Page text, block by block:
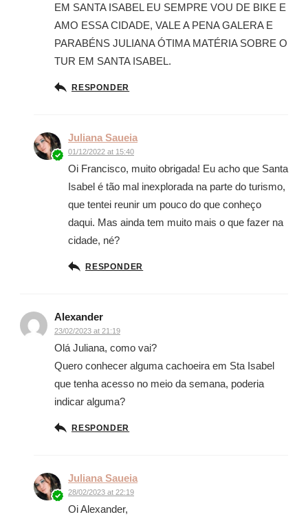
EM SANTA ISABEL EU SEMPRE VOU DE BIKE E
AMO ESSA CIDADE, VALE A PENA GALERA E
PARABÉNS JULIANA ÓTIMA MATÉRIA SOBRE O
TUR EM SANTA ISABEL.
RESPONDER
Juliana Saueia
01/12/2022 at 15:40
Oi Francisco, muito obrigada! Eu acho que Santa
Isabel é tão mal inexplorada na parte do turismo,
que tentei reunir um pouco do que conheço
daqui. Mas ainda tem muito mais o que fazer na
cidade, né?
RESPONDER
Alexander
23/02/2023 at 21:19
Olá Juliana, como vai?
Quero conhecer alguma cachoeira em Sta Isabel
que tenha acesso no meio da semana, poderia
indicar alguma?
RESPONDER
Juliana Saueia
28/02/2023 at 22:19
Oi Alexander,